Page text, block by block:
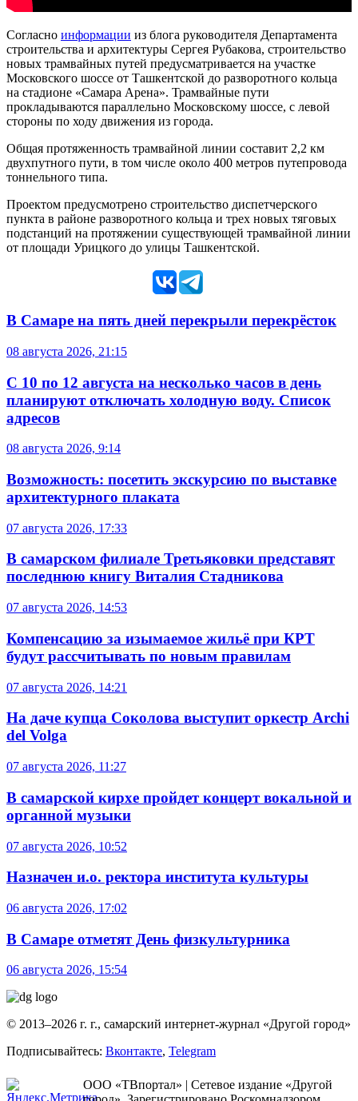
Согласно информации из блога руководителя Департамента
строительства и архитектуры Сергея Рубакова, строительство
новых трамвайных путей предусматривается на участке
Московского шоссе от Ташкентской до разворотного кольца
на стадионе «Самара Арена». Трамвайные пути
прокладываются параллельно Московскому шоссе, с левой
стороны по ходу движения из города.
Общая протяженность трамвайной линии составит 2,2 км
двухпутного пути, в том числе около 400 метров путепровода
тоннельного типа.
Проектом предусмотрено строительство диспетчерского
пункта в районе разворотного кольца и трех новых тяговых
подстанций на протяжении существующей трамвайной линии
от площади Урицкого до улицы Ташкентской.
В Самаре на пять дней перекрыли перекрёсток
08 августа 2026, 21:15
С 10 по 12 августа на несколько часов в день
планируют отключать холодную воду. Список
адресов
08 августа 2026, 9:14
Возможность: посетить экскурсию по выставке
архитектурного плаката
07 августа 2026, 17:33
В самарском филиале Третьяковки представят
последнюю книгу Виталия Стадникова
07 августа 2026, 14:53
Компенсацию за изымаемое жильё при КРТ
будут рассчитывать по новым правилам
07 августа 2026, 14:21
На даче купца Соколова выступит оркестр Archi
del Volga
07 августа 2026, 11:27
В самарской кирхе пройдет концерт вокальной и
органной музыки
07 августа 2026, 10:52
Назначен и.о. ректора института культуры
06 августа 2026, 17:02
В Самаре отметят День физкультурника
06 августа 2026, 15:54
© 2013–2026 г. г., самарский интернет-журнал «Другой город»
Подписывайтесь: Вконтакте, Telegram
ООО «ТВпортал» | Сетевое издание «Другой